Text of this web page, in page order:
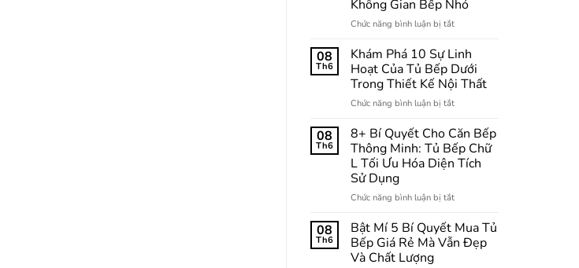
Không Gian Bếp Nhỏ
Chức năng bình luận bị tắtở
Mẫu
Tủ
Bếp
Chữ
I:
Pháp
Tối
Ưu
Hóa
Gian
Nhỏ
08
Th6
Khám Phá 10 Sự Linh
Hoạt Của Tủ Bếp Dưới
Trong Thiết Kế Nội Thất
Chức năng bình luận bị tắtở
Phá
10
Sự
Linh
Của
Bếp
Dưới
Trong
08
Th6
8+ Bí Quyết Cho Căn Bếp
Thông Minh: Tủ Bếp Chữ
L Tối Ưu Hóa Diện Tích
Sử Dụng
Chức năng bình luận bị tắtở
Bí
Quyết
Cho
08
Th6
Bật Mí 5 Bí Quyết Mua Tủ
Bếp Giá Rẻ Mà Vẫn Đẹp
Và Chất Lượng